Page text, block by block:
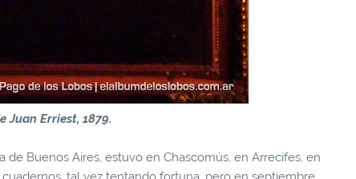
Juan Erriest, 1879.
Buenos Aires, estuvo en Chascomús, en Arrecifes, en